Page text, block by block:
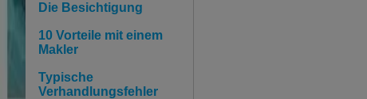
Die Besichtigung
10 Vorteile mit einem
Makler
Typische
Verhandlungsfehler